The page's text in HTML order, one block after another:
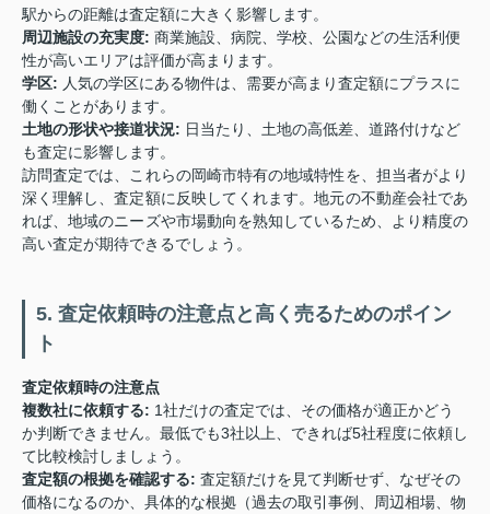
駅からの距離は査定額に大きく影響します。
周辺施設の充実度: 商業施設、病院、学校、公園などの生活利便
性が高いエリアは評価が高まります。
学区: 人気の学区にある物件は、需要が高まり査定額にプラスに
働くことがあります。
土地の形状や接道状況: 日当たり、土地の高低差、道路付けなど
も査定に影響します。
訪問査定では、これらの岡崎市特有の地域特性を、担当者がより
深く理解し、査定額に反映してくれます。地元の不動産会社であ
れば、地域のニーズや市場動向を熟知しているため、より精度の
高い査定が期待できるでしょう。
5. 査定依頼時の注意点と高く売るためのポイン
ト
査定依頼時の注意点
複数社に依頼する: 1社だけの査定では、その価格が適正かどう
か判断できません。最低でも3社以上、できれば5社程度に依頼し
て比較検討しましょう。
査定額の根拠を確認する: 査定額だけを見て判断せず、なぜその
価格になるのか、具体的な根拠（過去の取引事例、周辺相場、物